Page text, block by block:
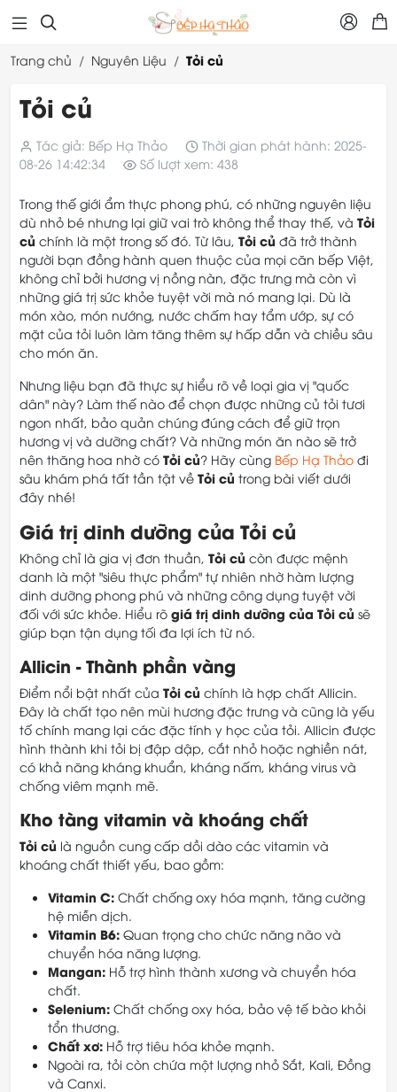
  
Trang chủ Nguyên Liệu Tỏi củ
Tỏi củ
Tác giả: Bếp Hạ Thảo
Thời gian phát hành: 2025-
08-26 14:42:34
Số lượt xem: 438
Trong thế giới ẩm thực phong phú, có những nguyên liệu
dù nhỏ bé nhưng lại giữ vai trò không thể thay thế, và Tỏi
củ chính là một trong số đó. Từ lâu, Tỏi củ đã trở thành
người bạn đồng hành quen thuộc của mọi căn bếp Việt,
không chỉ bởi hương vị nồng nàn, đặc trưng mà còn vì
những giá trị sức khỏe tuyệt vời mà nó mang lại. Dù là
món xào, món nướng, nước chấm hay tẩm ướp, sự có
mặt của tỏi luôn làm tăng thêm sự hấp dẫn và chiều sâu
cho món ăn.
Nhưng liệu bạn đã thực sự hiểu rõ về loại gia vị "quốc
dân" này? Làm thế nào để chọn được những củ tỏi tươi
ngon nhất, bảo quản chúng đúng cách để giữ trọn
hương vị và dưỡng chất? Và những món ăn nào sẽ trở
nên thăng hoa nhờ có Tỏi củ? Hãy cùng Bếp Hạ Thảo đi
sâu khám phá tất tần tật về Tỏi củ trong bài viết dưới
đây nhé!
Giá trị dinh dưỡng của Tỏi củ
Không chỉ là gia vị đơn thuần, Tỏi củ còn được mệnh
danh là một "siêu thực phẩm" tự nhiên nhờ hàm lượng
dinh dưỡng phong phú và những công dụng tuyệt vời
đối với sức khỏe. Hiểu rõ giá trị dinh dưỡng của Tỏi củ sẽ
giúp bạn tận dụng tối đa lợi ích từ nó.
Allicin - Thành phần vàng
Điểm nổi bật nhất của Tỏi củ chính là hợp chất Allicin.
Đây là chất tạo nên mùi hương đặc trưng và cũng là yếu
tố chính mang lại các đặc tính y học của tỏi. Allicin được
hình thành khi tỏi bị đập dập, cắt nhỏ hoặc nghiền nát,
có khả năng kháng khuẩn, kháng nấm, kháng virus và
chống viêm mạnh mẽ.
Kho tàng vitamin và khoáng chất
Tỏi củ là nguồn cung cấp dồi dào các vitamin và
khoáng chất thiết yếu, bao gồm:
Vitamin C: Chất chống oxy hóa mạnh, tăng cường
hệ miễn dịch.
Vitamin B6: Quan trọng cho chức năng não và
chuyển hóa năng lượng.
Mangan: Hỗ trợ hình thành xương và chuyển hóa
chất.
Selenium: Chất chống oxy hóa, bảo vệ tế bào khỏi
tổn thương.
Chất xơ: Hỗ trợ tiêu hóa khỏe mạnh.
Ngoài ra, tỏi còn chứa một lượng nhỏ Sắt, Kali, Đồng
và Canxi.